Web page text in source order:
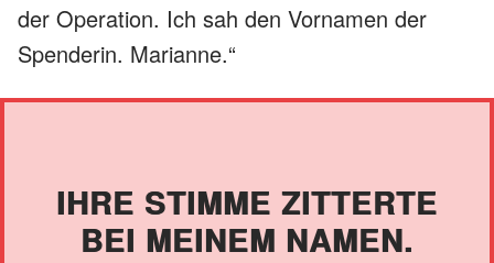
der Operation. Ich sah den Vornamen der
Spenderin. Marianne.“
IHRE STIMME ZITTERTE
BEI MEINEM NAMEN.